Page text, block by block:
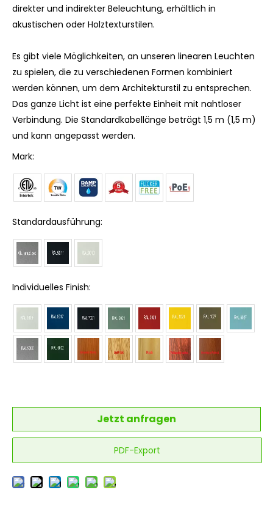
direkter und indirekter Beleuchtung, erhältlich in
akustischen oder Holztexturstilen.
Es gibt viele Möglichkeiten, an unseren linearen Leuchten
zu spielen, die zu verschiedenen Formen kombiniert
werden können, um dem Architekturstil zu entsprechen.
Das ganze Licht ist eine perfekte Einheit mit nahtloser
Verbindung. Die Standardkabellänge beträgt 1,5 m (1,5 m)
und kann angepasst werden.
Mark:
Standardausführung:
Individuelles Finish:
Jetzt anfragen
PDF-Export